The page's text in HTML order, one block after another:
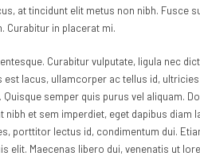
at tincidunt elit metus non nibh. Fusce
Curabitur in placerat mi.
Curabitur vulputate, ligula nec
est lacus, ullamcorper ac tellus id,
semper quis purus vel aliquam.
nibh et sem imperdiet, eget dapibus
porttitor lectus id, condimentum dui.
elit. Maecenas libero dui, venenatis ut